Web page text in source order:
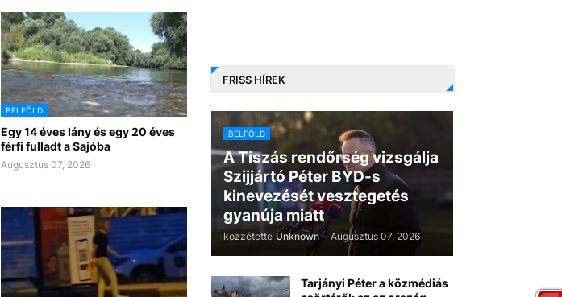
BELFÖLD
Egy 14 éves lány és egy 20 éves
férfi fulladt a Sajóba
Augusztus 07, 2026
FRISS HÍREK
BELFÖLD
A Tiszás rendőrség vizsgálja
Szijjártó Péter BYD-s
kinevezését vesztegetés
gyanúja miatt
közzétette Unknown - Augusztus 07, 2026
Tarjányi Péter a közmédiás